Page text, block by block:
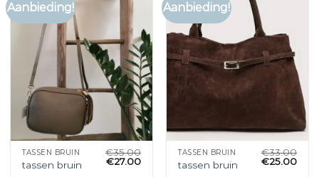
Aanbieding!
TASSEN BRUIN
tassen bruin
€35.00
€27.00
Aanbieding!
TASSEN BRUIN
tassen bruin
€33.00
€25.00